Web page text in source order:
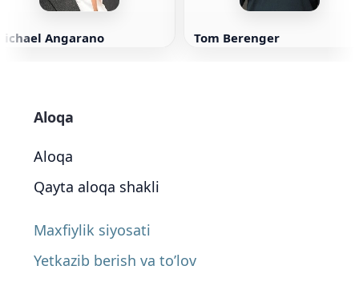
Angarano Tom Berenger
Aloqa
Aloqa
Qayta aloqa shakli
Maxfiylik siyosati
Yetkazib berish va to’lov